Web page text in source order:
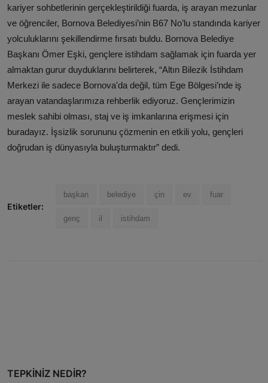
kariyer sohbetlerinin gerçekleştirildiği fuarda, iş arayan mezunlar
ve öğrenciler, Bornova Belediyesi’nin B67 No’lu standında kariyer
yolculuklarını şekillendirme fırsatı buldu. Bornova Belediye
Başkanı Ömer Eşki, gençlere istihdam sağlamak için fuarda yer
almaktan gurur duyduklarını belirterek, “Altın Bilezik İstihdam
Merkezi ile sadece Bornova'da değil, tüm Ege Bölgesi’nde iş
arayan vatandaşlarımıza rehberlik ediyoruz. Gençlerimizin
meslek sahibi olması, staj ve iş imkanlarına erişmesi için
buradayız. İşsizlik sorununu çözmenin en etkili yolu, gençleri
doğrudan iş dünyasıyla buluşturmaktır” dedi.
Etiketler:
başkan belediye çin ev fuar
genç il istihdam
TEPKINIZ NEDIR?